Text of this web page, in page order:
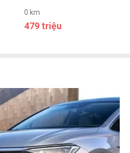
0 km
479 triệu